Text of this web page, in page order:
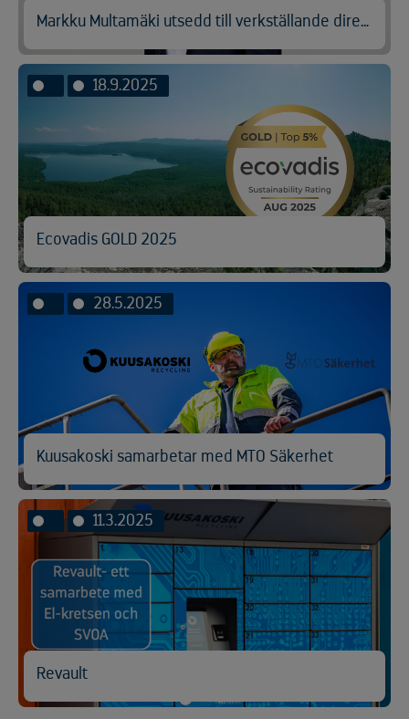
Markku Multamäki utsedd till verkställande direktör och koncernchef för Kuusakoski
18.9.2025
Ecovadis GOLD 2025
28.5.2025
Kuusakoski samarbetar med MTO Säkerhet
11.3.2025
Revault